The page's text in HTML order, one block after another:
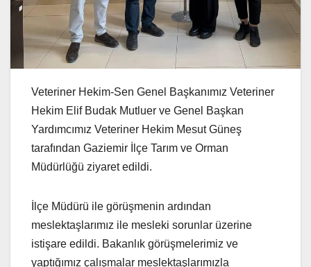
Veteriner Hekim-Sen Genel Başkanımız Veteriner
Hekim Elif Budak Mutluer ve Genel Başkan
Yardımcımız Veteriner Hekim Mesut Güneş
tarafından Gaziemir İlçe Tarım ve Orman
Müdürlüğü ziyaret edildi.
İlçe Müdürü ile görüşmenin ardından
meslektaşlarımız ile mesleki sorunlar üzerine
istişare edildi. Bakanlık görüşmelerimiz ve
yaptığımız çalışmalar meslektaşlarımızla